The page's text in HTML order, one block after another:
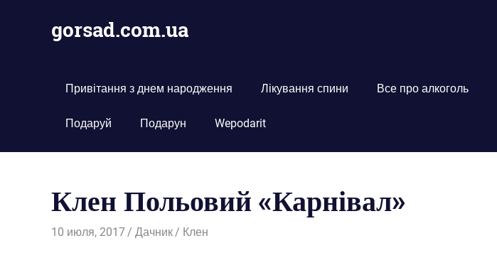
gorsad.com.ua
Привітання з днем народження Лікування спини Все про алкоголь
Подаруй Подарун Wepodarit
Клен Польовий «Карнівал»
10 июля, 2017 Дачник Клен